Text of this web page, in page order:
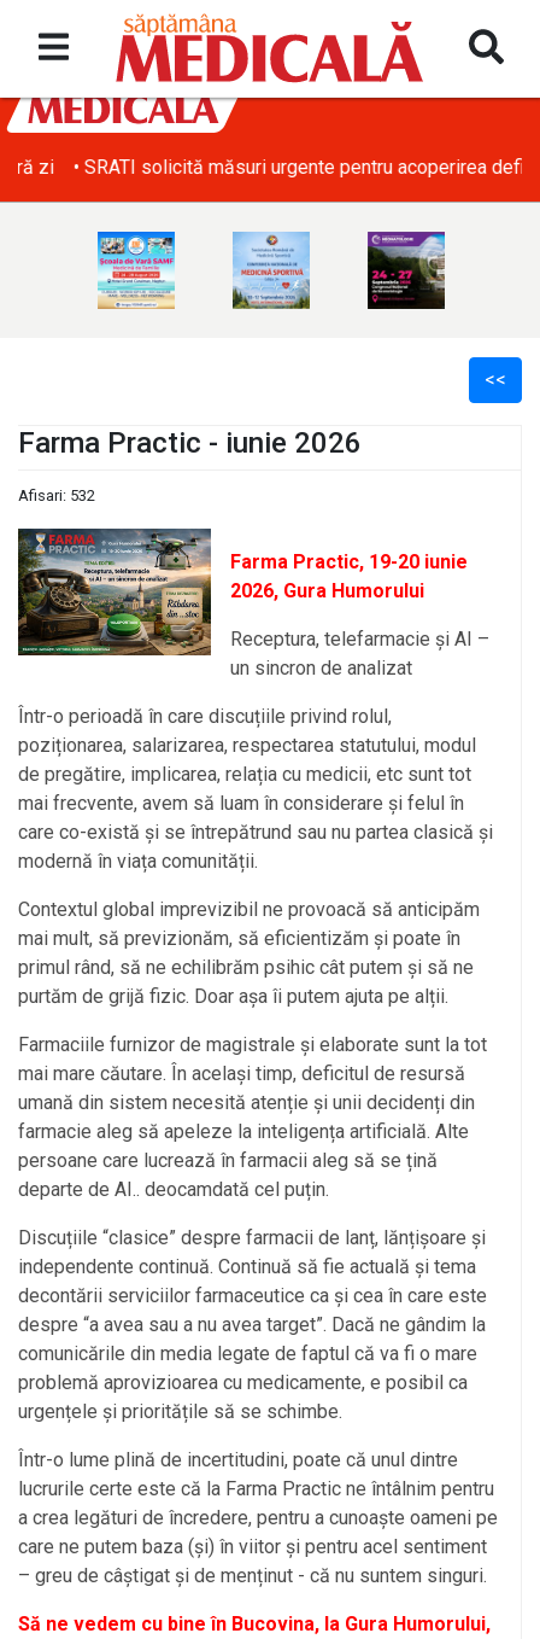
• SRATI solicită măsuri urgente pentru acoperirea deficitului
<<
Farma Practic - iunie 2026
Afisari: 532
Farma Practic, 19-20 iunie
2026, Gura Humorului
Receptura, telefarmacie și AI –
un sincron de analizat
Într-o perioadă în care discuțiile privind rolul,
poziționarea, salarizarea, respectarea statutului, modul
de pregătire, implicarea, relația cu medicii, etc sunt tot
mai frecvente, avem să luam în considerare și felul în
care co-există și se întrepătrund sau nu partea clasică și
modernă în viața comunității.
Contextul global imprevizibil ne provoacă să anticipăm
mai mult, să previzionăm, să eficientizăm și poate în
primul rând, să ne echilibrăm psihic cât putem și să ne
purtăm de grijă fizic. Doar așa îi putem ajuta pe alții.
Farmaciile furnizor de magistrale și elaborate sunt la tot
mai mare căutare. În același timp, deficitul de resursă
umană din sistem necesită atenție și unii decidenți din
farmacie aleg să apeleze la inteligența artificială. Alte
persoane care lucrează în farmacii aleg să se țină
departe de AI.. deocamdată cel puțin.
Discuțiile “clasice” despre farmacii de lanț, lănțișoare și
independente continuă. Continuă să fie actuală și tema
decontării serviciilor farmaceutice ca și cea în care este
despre “a avea sau a nu avea target”. Dacă ne gândim la
comunicările din media legate de faptul că va fi o mare
problemă aprovizioarea cu medicamente, e posibil ca
urgențele și prioritățile să se schimbe.
Într-o lume plină de incertitudini, poate că unul dintre
lucrurile certe este că la Farma Practic ne întâlnim pentru
a crea legături de încredere, pentru a cunoaște oameni pe
care ne putem baza (și) în viitor și pentru acel sentiment
– greu de câștigat și de menținut - că nu suntem singuri.
Să ne vedem cu bine în Bucovina, la Gura Humorului,